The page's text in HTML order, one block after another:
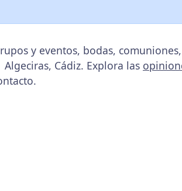
y eventos, bodas,
Cádiz. Explora las